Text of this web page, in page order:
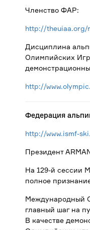
Членство ФАР:
http://theuiaa.org/
Дисциплина
Олимпийских
http://
Федерация
http://www.ismf-
Президент
На 129-й сессии
полное
Международный
главный шаг на
В качестве